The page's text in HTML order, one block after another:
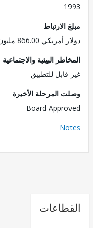
866.00 مليون
البيئية والاجتماعية
للتطبيق
المرحلة الأخيرة
Board